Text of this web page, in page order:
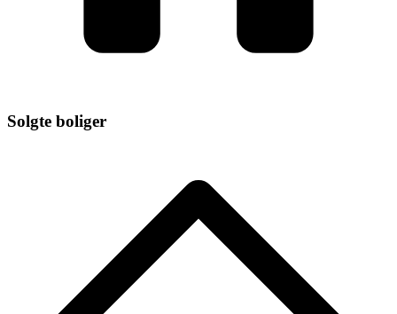
Solgte boliger